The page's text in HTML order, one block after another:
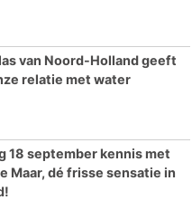
van Noord-Holland geeft
relatie met water
18 september kennis met
Maar, dé frisse sensatie in